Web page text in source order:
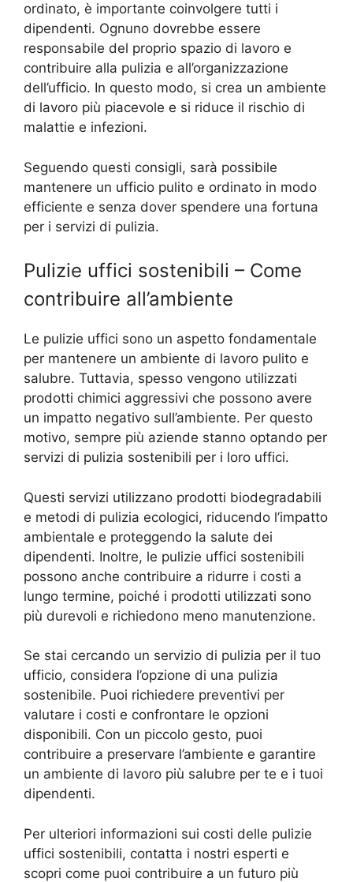
ordinato, è importante coinvolgere tutti i
dipendenti. Ognuno dovrebbe essere
responsabile del proprio spazio di lavoro e
contribuire alla pulizia e all’organizzazione
dell’ufficio. In questo modo, si crea un ambiente
di lavoro più piacevole e si riduce il rischio di
malattie e infezioni.
Seguendo questi consigli, sarà possibile
mantenere un ufficio pulito e ordinato in modo
efficiente e senza dover spendere una fortuna
per i servizi di pulizia.
Pulizie uffici sostenibili – Come
contribuire all’ambiente
Le pulizie uffici sono un aspetto fondamentale
per mantenere un ambiente di lavoro pulito e
salubre. Tuttavia, spesso vengono utilizzati
prodotti chimici aggressivi che possono avere
un impatto negativo sull’ambiente. Per questo
motivo, sempre più aziende stanno optando per
servizi di pulizia sostenibili per i loro uffici.
Questi servizi utilizzano prodotti biodegradabili
e metodi di pulizia ecologici, riducendo l’impatto
ambientale e proteggendo la salute dei
dipendenti. Inoltre, le pulizie uffici sostenibili
possono anche contribuire a ridurre i costi a
lungo termine, poiché i prodotti utilizzati sono
più durevoli e richiedono meno manutenzione.
Se stai cercando un servizio di pulizia per il tuo
ufficio, considera l’opzione di una pulizia
sostenibile. Puoi richiedere preventivi per
valutare i costi e confrontare le opzioni
disponibili. Con un piccolo gesto, puoi
contribuire a preservare l’ambiente e garantire
un ambiente di lavoro più salubre per te e i tuoi
dipendenti.
Per ulteriori informazioni sui costi delle pulizie
uffici sostenibili, contatta i nostri esperti e
scopri come puoi contribuire a un futuro più